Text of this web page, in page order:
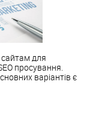
сайтам для
просування.
варіантів є